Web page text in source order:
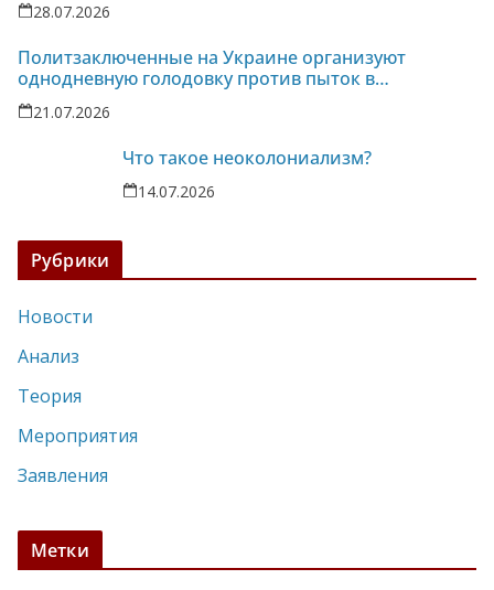
28.07.2026
Политзаключенные на Украине организуют
однодневную голодовку против пыток в
колонии-86
21.07.2026
Что такое неоколониализм?
14.07.2026
Рубрики
Новости
Анализ
Теория
Мероприятия
Заявления
Метки